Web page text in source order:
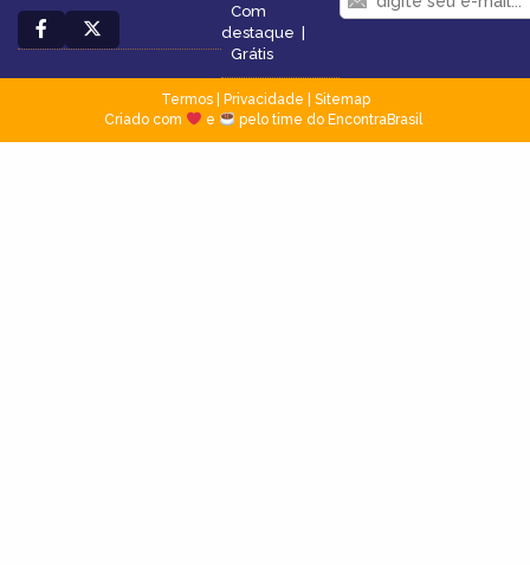
Com
destaque |
Grátis
Termos| Privacidade
Sitemap
Criado com
e pelo time do EncontraBrasil